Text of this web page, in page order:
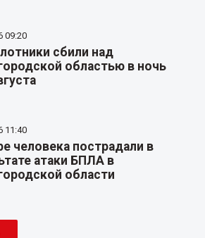
09:20
сбили над
областью в ночь
11:40
человека пострадали в
атаки БПЛА в
области